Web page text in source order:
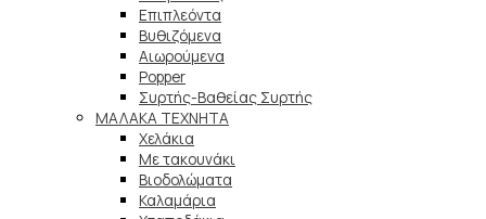
Επιπλεόντα
Βυθιζόμενα
Αιωρούμενα
Popper
Συρτής-Βαθείας Συρτής
ΜΑΛΑΚΑ TEXNHTA
Χελάκια
Με τακουνάκι
Βιοδολώματα
Καλαμάρια